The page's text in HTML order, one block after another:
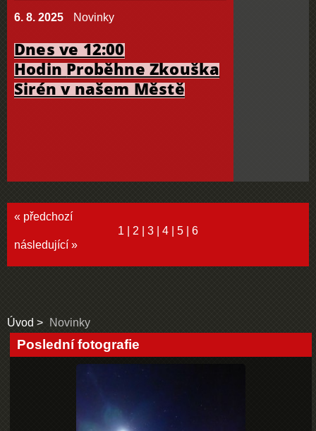
6. 8. 2025 Novinky
Dnes ve 12:00
HodinProběhne Zkouška
Sirén v našem Městě
« předchozí
1
2 3 4 5
6
následující »
Úvod Novinky
Poslední fotografie